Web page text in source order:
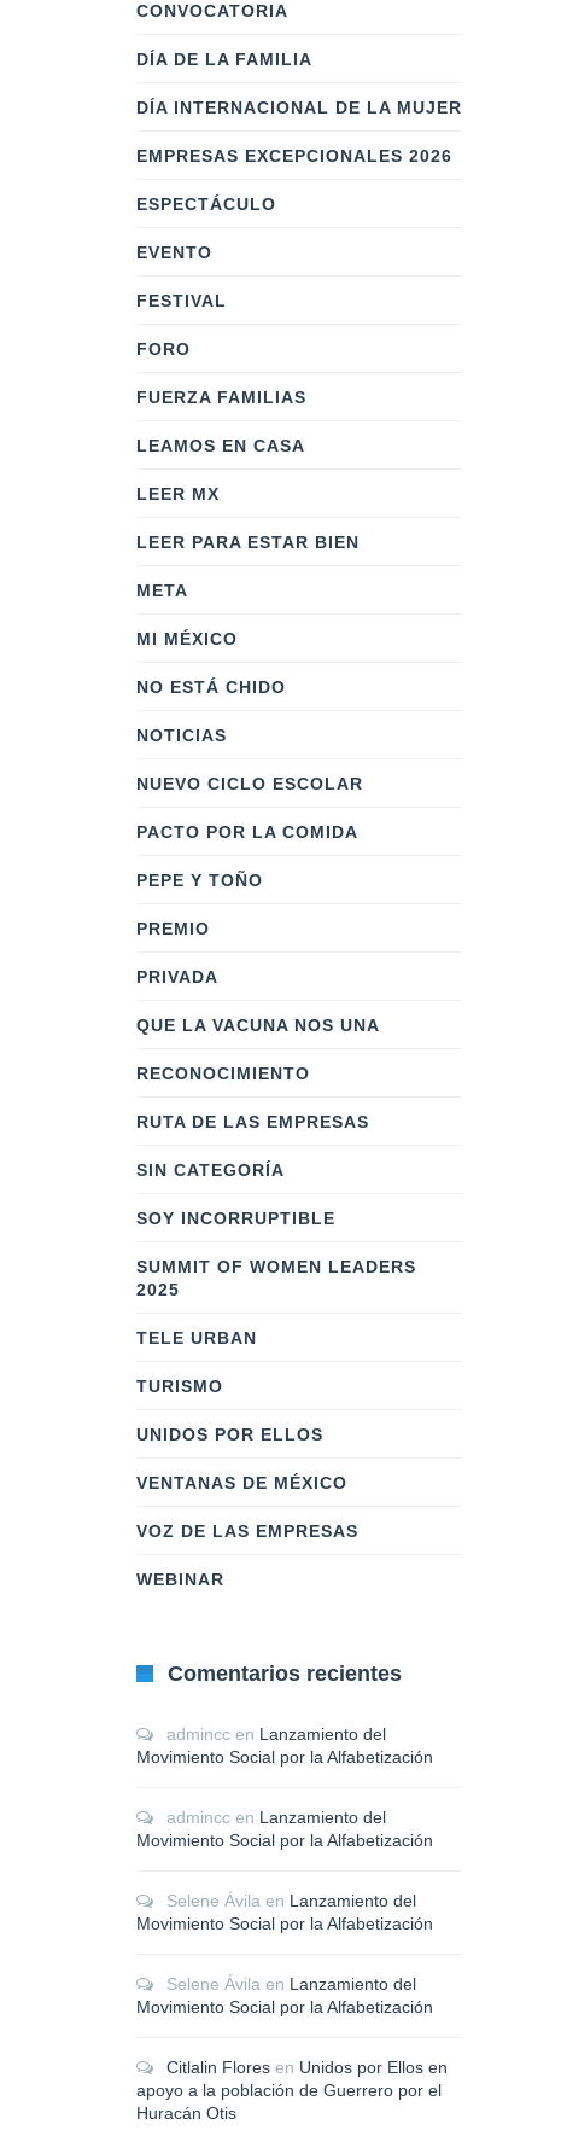
CONVOCATORIA
DÍA DE LA FAMILIA
DÍA INTERNACIONAL DE LA MUJER
EMPRESAS EXCEPCIONALES 2026
ESPECTÁCULO
EVENTO
FESTIVAL
FORO
FUERZA FAMILIAS
LEAMOS EN CASA
LEER MX
LEER PARA ESTAR BIEN
META
MI MÉXICO
NO ESTÁ CHIDO
NOTICIAS
NUEVO CICLO ESCOLAR
PACTO POR LA COMIDA
PEPE Y TOÑO
PREMIO
PRIVADA
QUE LA VACUNA NOS UNA
RECONOCIMIENTO
RUTA DE LAS EMPRESAS
SIN CATEGORÍA
SOY INCORRUPTIBLE
SUMMIT OF WOMEN LEADERS
2025
TELE URBAN
TURISMO
UNIDOS POR ELLOS
VENTANAS DE MÉXICO
VOZ DE LAS EMPRESAS
WEBINAR
Comentarios recientes
admincc en Lanzamiento del
Movimiento Social por la Alfabetización
admincc en Lanzamiento del
Movimiento Social por la Alfabetización
Selene Ávila en Lanzamiento del
Movimiento Social por la Alfabetización
Selene Ávila en Lanzamiento del
Movimiento Social por la Alfabetización
Citlalin Flores en Unidos por Ellos en
apoyo a la población de Guerrero por el
Huracán Otis